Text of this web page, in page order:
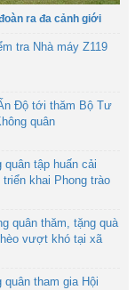
ra đa cảnh giới
tra Nhà máy Z119
Độ tới thăm Bộ Tư
quân
quân tập huấn cải
khai Phong trào
quân thăm, tặng quà
vượt khó tại xã
quân tham gia Hội